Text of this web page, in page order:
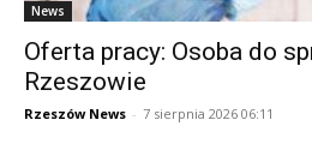
News
Oferta pracy: Osoba do
Rzeszowie
Rzeszów News - 7 sierpnia 2026 06:11